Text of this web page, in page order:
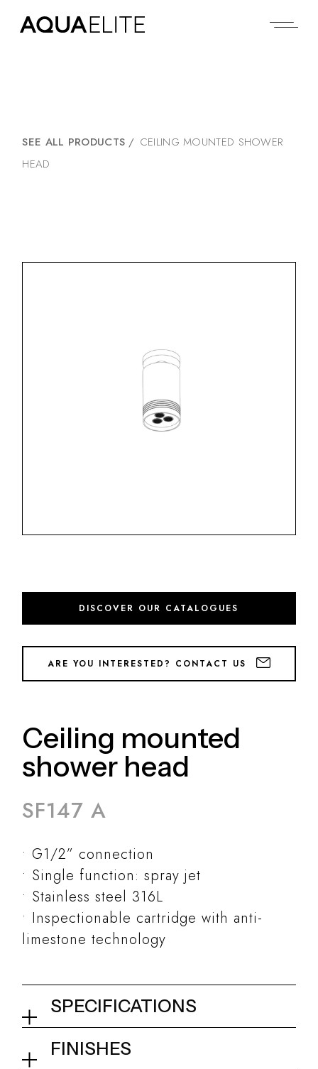
SEE ALL PRODUCTS / CEILING MOUNTED SHOWER
HEAD
DISCOVER OUR CATALOGUES
ARE YOU INTERESTED? CONTACT US
Ceiling mounted
shower head
SF147 A
G1/2” connection
Single function: spray jet
Stainless steel 316L
Inspectionable cartridge with anti-
limestone technology
SPECIFICATIONS
Ceiling mounted shower head
FINISHES